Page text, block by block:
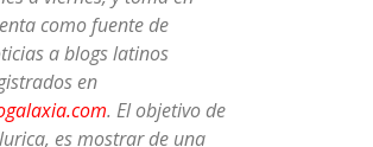
como fuente de
a blogs latinos
en
. El objetivo de
es mostrar de una